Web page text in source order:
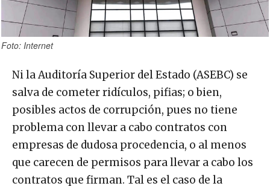
Foto: Internet
Ni la Auditoría Superior del Estado (ASEBC) se
salva de cometer ridículos, pifias; o bien,
posibles actos de corrupción, pues no tiene
problema con llevar a cabo contratos con
empresas de dudosa procedencia, o al menos
que carecen de permisos para llevar a cabo los
contratos que firman. Tal es el caso de la